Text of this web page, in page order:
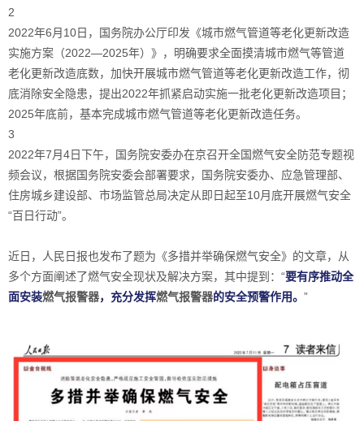
2
2022年6月10日，国务院办公厅印发《城市燃气管道等老化更新改造
实施方案（2022—2025年）》，明确要求全面摸清城市燃气等管道
老化更新改造底数，加快开展城市燃气管道等老化更新改造工作，彻
底消除安全隐患，提出2022年抓紧启动实施一批老化更新改造项目；
2025年底前，基本完成城市燃气管道等老化更新改造任务。
3
2022年7月4日下午，国务院安委办在京召开全国燃气安全防范专题视
频会议，根据国务院安委会部署要求，国务院安委办、应急管理部、
住房城乡建设部、市场监管总局决定从即日起至10月底开展燃气安全
“百日行动”。
近日，人民日报也发布了题为《多措并举确保燃气安全》的文章，从
多个方面阐述了燃气安全现状及解决方案，其中提到：“要有序推动全
面安装燃气报警器，充分发挥燃气报警器的安全预警作用。 ”